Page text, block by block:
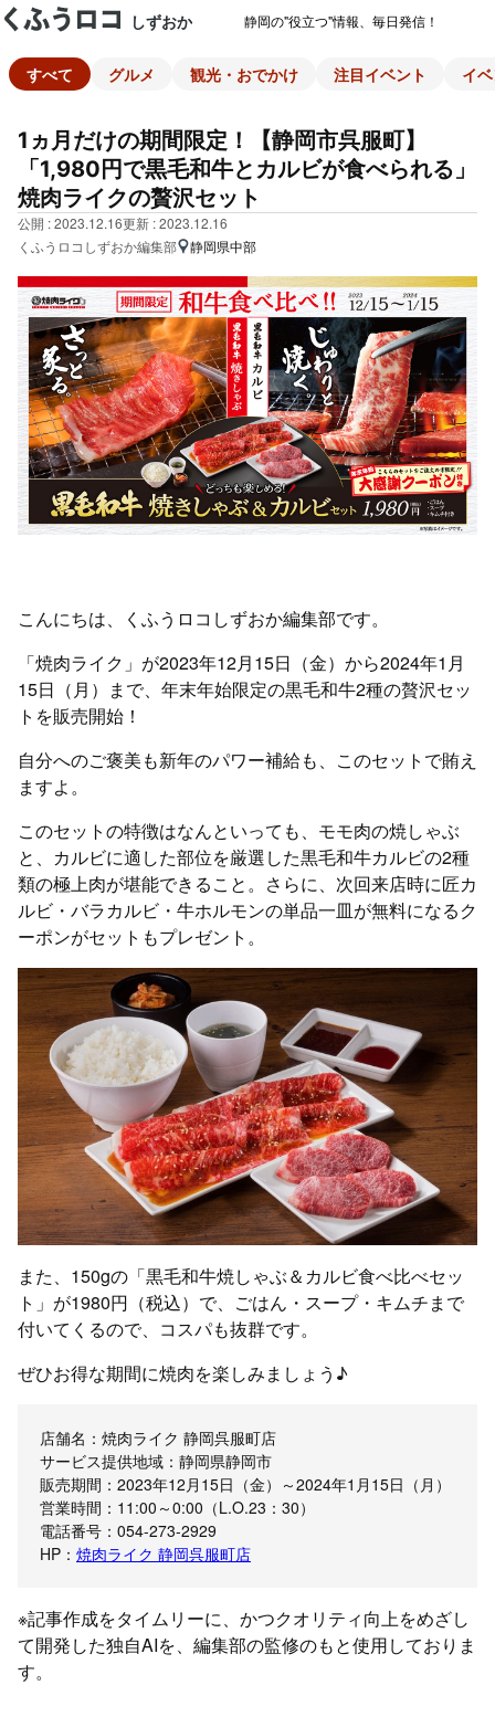
しずおか 静岡の"役立つ"情報、毎日発信！
すべて グルメ 観光・おでかけ 注目イベント イ
1ヵ月だけの期間限定！【静岡市呉服町】
「1,980円で黒毛和牛とカルビが食べられる」
焼肉ライクの贅沢セット
公開 : 2023.12.16更新 : 2023.12.16
くふうロコしずおか編集部
静岡県中部
こんにちは、くふうロコしずおか編集部です。
「焼肉ライク」が2023年12月15日（金）から2024年1月
15日（月）まで、年末年始限定の黒毛和牛2種の贅沢セッ
トを販売開始！
自分へのご褒美も新年のパワー補給も、このセットで賄え
ますよ。
このセットの特徴はなんといっても、モモ肉の焼しゃぶ
と、カルビに適した部位を厳選した黒毛和牛カルビの2種
類の極上肉が堪能できること。さらに、次回来店時に匠カ
ルビ・バラカルビ・牛ホルモンの単品一皿が無料になるク
ーポンがセットもプレゼント。
また、150gの「黒毛和牛焼しゃぶ＆カルビ食べ比べセッ
ト」が1980円（税込）で、ごはん・スープ・キムチまで
付いてくるので、コスパも抜群です。
ぜひお得な期間に焼肉を楽しみましょう♪
店舗名：焼肉ライク 静岡呉服町店
サービス提供地域：静岡県静岡市
販売期間：2023年12月15日（金）～2024年1月15日（月）
営業時間：11:00～0:00（L.O.23：30）
電話番号：054-273-2929
HP： 焼肉ライク 静岡呉服町店
※記事作成をタイムリーに、かつクオリティ向上をめざし
て開発した独自AIを、編集部の監修のもと使用しておりま
す。